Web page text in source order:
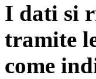
I dati si
tramite
come